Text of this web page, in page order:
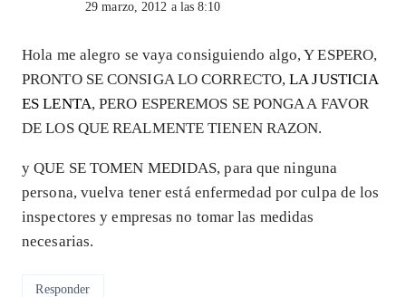
29 marzo, 2012 a las 8:10
Hola me alegro se vaya consiguiendo algo, Y ESPERO,
PRONTO SE CONSIGA LO CORRECTO,LA JUSTICIA
ES LENTA, PERO ESPEREMOS SE PONGA A FAVOR
DE LOS QUE REALMENTE TIENEN RAZON.
y QUE SE TOMEN MEDIDAS, para que ninguna
persona, vuelva tener está enfermedad por culpa de los
inspectores y empresas no tomar las medidas
necesarias.
Responder